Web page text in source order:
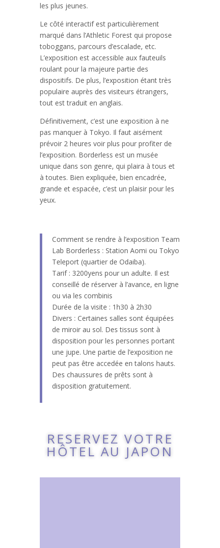
les plus jeunes.
Le côté interactif est particulièrement
marqué dans l’Athletic Forest qui propose
toboggans, parcours d’escalade, etc.
L’exposition est accessible aux fauteuils
roulant pour la majeure partie des
dispositifs. De plus, l’exposition étant très
populaire auprès des visiteurs étrangers,
tout est traduit en anglais.
Définitivement, c’est une exposition à ne
pas manquer à Tokyo. Il faut aisément
prévoir 2 heures voir plus pour profiter de
l’exposition. Borderless est un musée
unique dans son genre, qui plaira à tous et
à toutes. Bien expliquée, bien encadrée,
grande et espacée, c’est un plaisir pour les
yeux.
Comment se rendre à l’exposition Team
Lab Borderless : Station Aomi ou Tokyo
Teleport (quartier de Odaiba).
Tarif : 3200yens pour un adulte. Il est
conseillé de réserver à l’avance, en ligne
ou via les combinis
Durée de la visite : 1h30 à 2h30
Divers : Certaines salles sont équipées
de miroir au sol. Des tissus sont à
disposition pour les personnes portant
une jupe. Une partie de l’exposition ne
peut pas être accedée en talons hauts.
Des chaussures de prêts sont à
disposition gratuitement.
RESERVEZ VOTRE
HÔTEL AU JAPON